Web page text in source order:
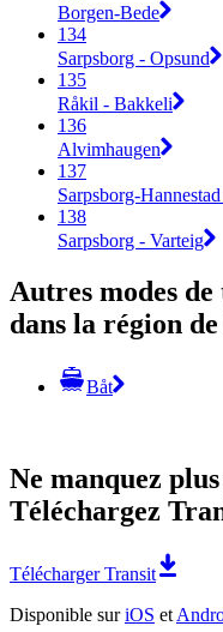
Borgen-Bede
134
Sarpsborg - Opsund
135
Råkil - Bakkeli
136
Alvimhaugen
137
Sarpsborg-
138
Sarpsborg - Varteig
Autres modes
dans la région
Båt
Ne manquez
Téléchargez
Télécharger Transit
Disponible suriOS et